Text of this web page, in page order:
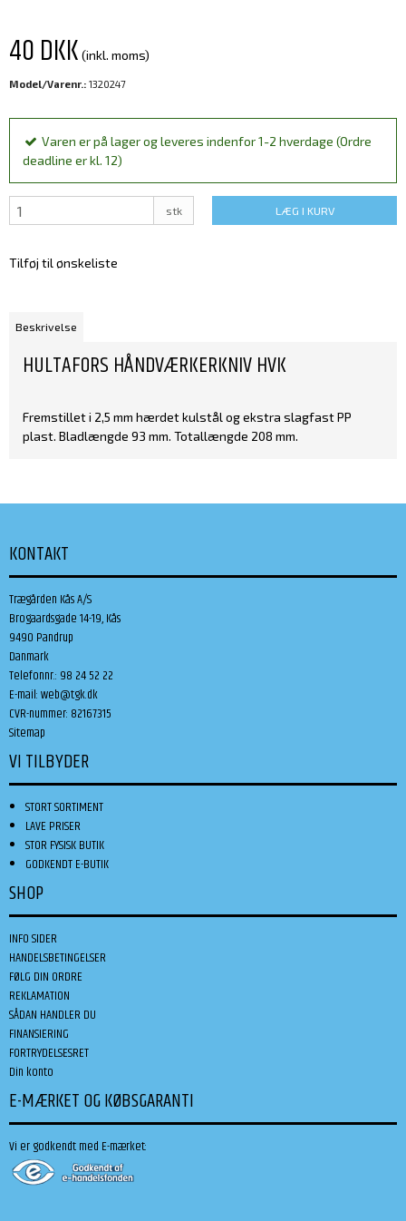
40 DKK (inkl. moms)
Model/Varenr.: 1320247
Varen er på lager og leveres indenfor 1-2 hverdage (Ordre
deadline er kl. 12)
stk LÆG I KURV
Tilføj til ønskeliste
Beskrivelse
HULTAFORS HÅNDVÆRKERKNIV HVK
Fremstillet i 2,5 mm hærdet kulstål og ekstra slagfast PP
plast. Bladlængde 93 mm. Totallængde 208 mm.
KONTAKT
Trægården Kås A/S
Brogaardsgade 14-19, Kås
9490 Pandrup
Danmark
Telefonnr.: 98 24 52 22
E-mail:web@tgk.dk
CVR-nummer: 82167315
Sitemap
VI TILBYDER
STORT SORTIMENT
LAVE PRISER
STOR FYSISK BUTIK
GODKENDT E-BUTIK
SHOP
INFO SIDER
HANDELSBETINGELSER
FØLG DIN ORDRE
REKLAMATION
SÅDAN HANDLER DU
FINANSIERING
FORTRYDELSESRET
Din konto
E-MÆRKET OG KØBSGARANTI
Vi er godkendt med E-mærket: